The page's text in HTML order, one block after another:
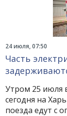
24 июля, 07:50
Часть
Утром 25 июля
сегодня на
поезда едут с